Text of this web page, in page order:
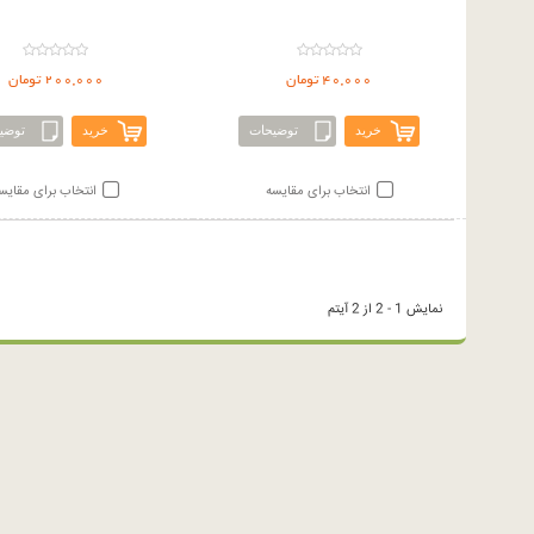
40,000 تومان
خرید توضیحات
انتخاب برای مقایسه
200,000 تومان
خرید
انتخاب برای
نمایش 1 - 2 از 2 آیتم